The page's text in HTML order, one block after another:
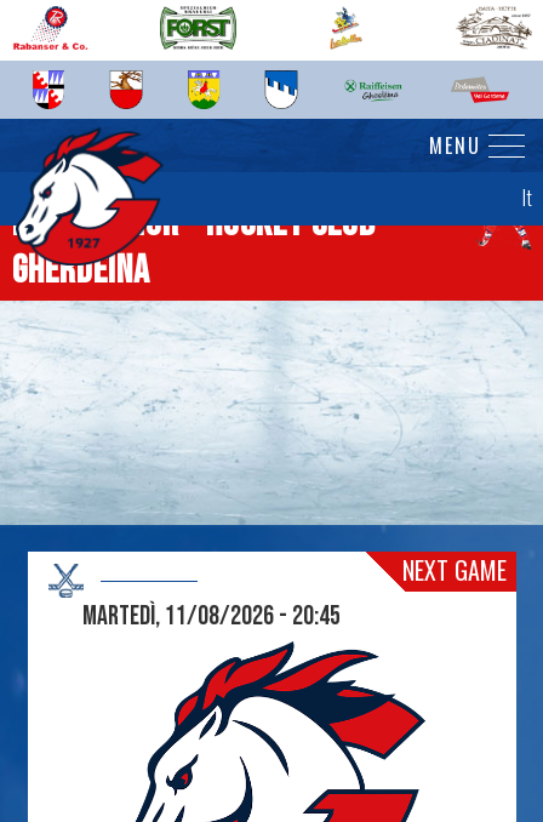
It
MENU
News senior - Hockey Club
Gherdëina
NEXT GAME
Martedì, 11/08/2026 - 20:45